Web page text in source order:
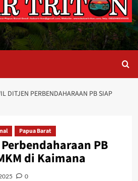
DITJEN PERBENDAHARAAN PB SIAP
Papua Barat
PB
di Kaimana
0